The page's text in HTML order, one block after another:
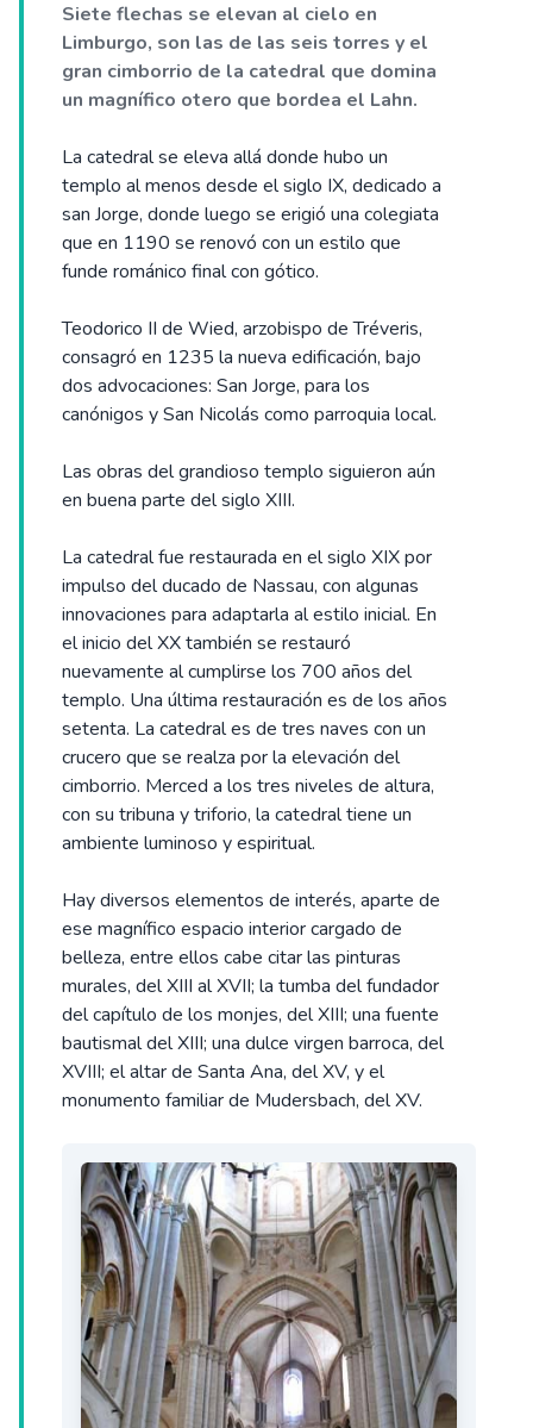
Siete flechas se elevan al cielo en
Limburgo, son las de las seis torres y el
gran cimborrio de la catedral que domina
un magnífico otero que bordea el Lahn.
La catedral se eleva allá donde hubo un
templo al menos desde el siglo IX, dedicado a
san Jorge, donde luego se erigió una colegiata
que en 1190 se renovó con un estilo que
funde románico final con gótico.
Teodorico II de Wied, arzobispo de Tréveris,
consagró en 1235 la nueva edificación, bajo
dos advocaciones: San Jorge, para los
canónigos y San Nicolás como parroquia local.
Las obras del grandioso templo siguieron aún
en buena parte del siglo XIII.
La catedral fue restaurada en el siglo XIX por
impulso del ducado de Nassau, con algunas
innovaciones para adaptarla al estilo inicial. En
el inicio del XX también se restauró
nuevamente al cumplirse los 700 años del
templo. Una última restauración es de los años
setenta. La catedral es de tres naves con un
crucero que se realza por la elevación del
cimborrio. Merced a los tres niveles de altura,
con su tribuna y triforio, la catedral tiene un
ambiente luminoso y espiritual.
Hay diversos elementos de interés, aparte de
ese magnífico espacio interior cargado de
belleza, entre ellos cabe citar las pinturas
murales, del XIII al XVII; la tumba del fundador
del capítulo de los monjes, del XIII; una fuente
bautismal del XIII; una dulce virgen barroca, del
XVIII; el altar de Santa Ana, del XV, y el
monumento familiar de Mudersbach, del XV.